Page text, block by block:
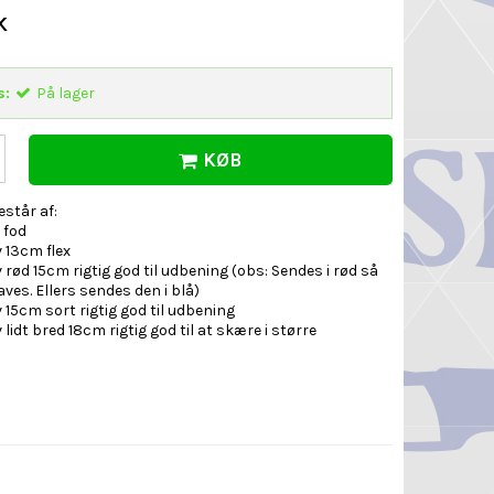
På lager
KØB
af:
fod
13cm flex
rød 15cm rigtig god til udbening (obs: Sendes i rød så
Ellers sendes den i blå)
15cm sort rigtig god til udbening
lidt bred 18cm rigtig god til at skære i større